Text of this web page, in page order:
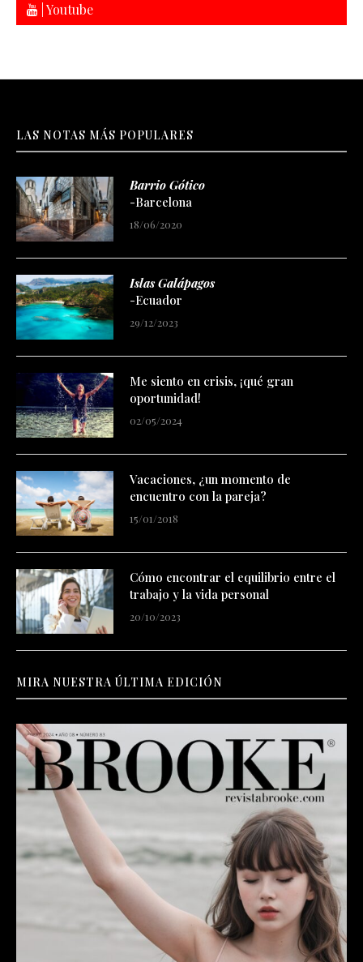
| Youtube
LAS NOTAS MÁS POPULARES
Barrio Gótico
-Barcelona
18/06/2020
Islas Galápagos
-Ecuador
29/12/2023
Me siento en crisis, ¡qué gran
oportunidad!
02/05/2024
Vacaciones, ¿un momento de
encuentro con la pareja?
15/01/2018
Cómo encontrar el equilibrio entre el
trabajo y la vida personal
20/10/2023
MIRA NUESTRA ÚLTIMA EDICIÓN